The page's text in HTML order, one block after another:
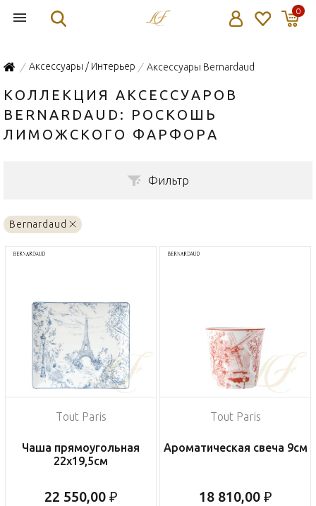
0
/ Аксессуары / Интерьер / Аксессуары Bernardaud
КОЛЛЕКЦИЯ АКСЕССУАРОВ
BERNARDAUD: РОСКОШЬ
ЛИМОЖСКОГО ФАРФОРА
Фильтр
Bernardaud
Tout Paris
Чаша прямоугольная
22х19,5см
22 550,00 ₽
Tout Paris
Ароматическая свеча 9см
18 810,00 ₽